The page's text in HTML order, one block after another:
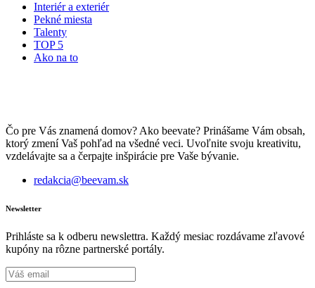
Interiér a exteriér
Pekné miesta
Talenty
TOP 5
Ako na to
Čo pre Vás znamená domov? Ako beevate? Prinášame Vám obsah,
ktorý zmení Vaš pohľad na všedné veci. Uvoľnite svoju kreativitu,
vzdelávajte sa a čerpajte inšpirácie pre Vaše bývanie.
redakcia@beevam.sk
Newsletter
Prihláste sa k odberu newslettra. Každý mesiac rozdávame zľavové
kupóny na rôzne partnerské portály.